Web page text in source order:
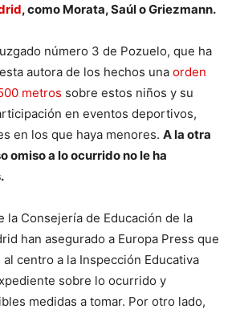
, como Morata, Saúl o Griezmann.
número 3 de Pozuelo, que ha
autora de los hechos una orden
metros sobre estos niños y su
en eventos deportivos,
en los que haya menores. A la otra
omiso a lo ocurrido no le ha
la Consejería de Educación de la
han asegurado a Europa Press que
centro a la Inspección Educativa
sobre lo ocurrido y
medidas a tomar. Por otro lado,